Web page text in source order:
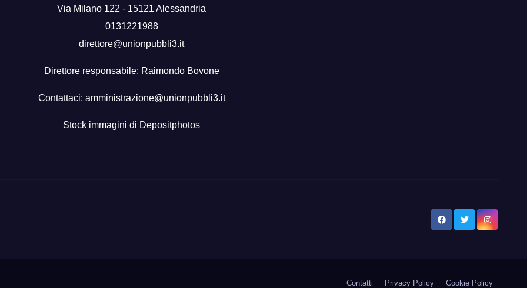
Via Milano 122 - 15121 Alessandria
0131221988
direttore@unionpubbli3.it
Direttore responsabile: Raimondo Bovone
Contattaci: amministrazione@unionpubbli3.it
Stock immagini di Depositphotos
Contatti Privacy Policy Cookie Policy